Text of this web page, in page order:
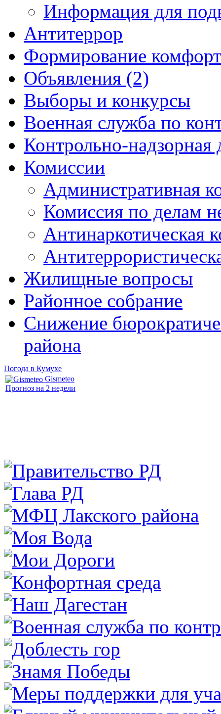
Информация для
Антитеррор
Формирование
Объявления (2)
Выборы и конкурсы
Военная служба по
Контрольно-надзорная
Комиссии
Административная
Комиссия по делам
Антинаркотическая
Жилищные вопросы
Районное собрание
Снижение
района
Погода в Кумухе
Gismeteo
Прогноз на 2 недели